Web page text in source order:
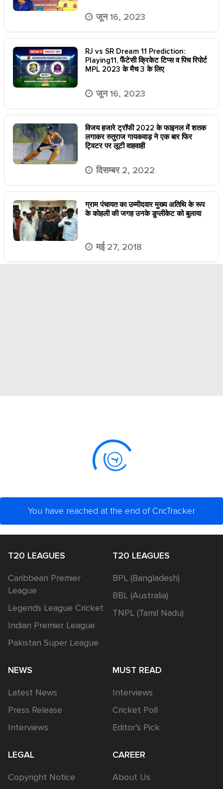
जून 16, 2023
RJ vs SR Dream 11 Prediction:
Playing11, फैंटेसी क्रिकेट टिप्स व पिच रिपोर्ट
MPL 2023 के मैच 3 के लिए
जून 16, 2023
विजय हजारे ट्रॉफी 2022 के फाइनल में शतक
लगाकर रुतुराज गायकवाड़ ने एक बार फिर
ट्विटर पर लूटी वाहवाही
दिसम्बर 2, 2022
ग्राम पंचायत का उम्मीदवार मुख्य अतिथि के रूप
के कोहली की जगह उनके डुप्लीकेट को बुलाया
मई 27, 2018
You have reached at the end of CricTracker
T20 LEAGUES
Caribbean Premier
League
Legends League Cricket
Indian Premier League
Pakistan Super League
T20 LEAGUES
BPL (Bangladesh)
BBL (Australia)
TNPL (Tamil Nadu)
NEWS
Latest News
Press Release
Interviews
MUST READ
Interviews
Cricket Poll
Editor’s Pick
LEGAL
Copyright Notice
CAREER
About Us